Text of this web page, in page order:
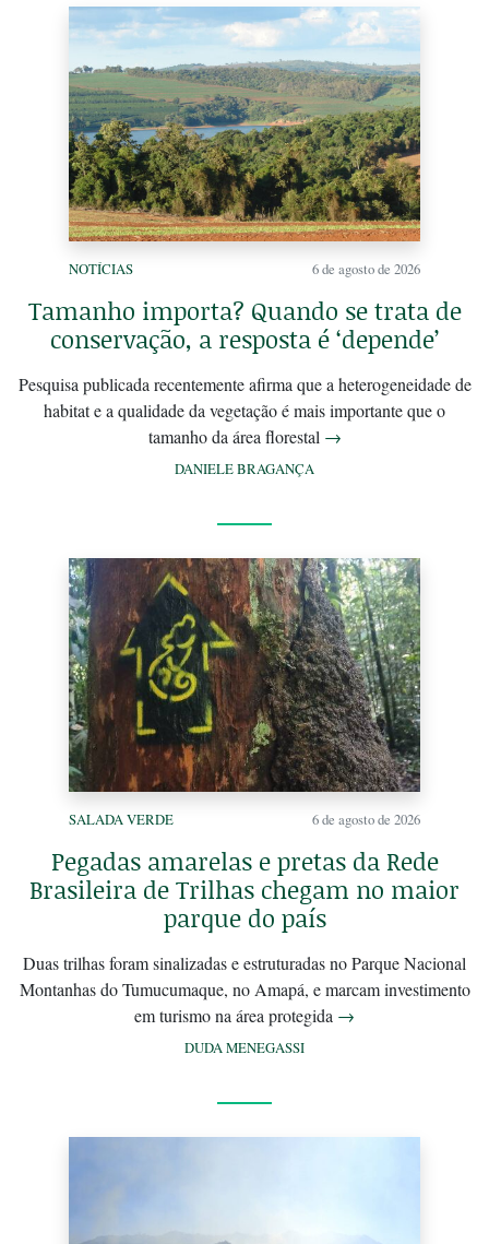
NOTÍCIAS 6 de agosto de 2026
Tamanho importa? Quando se trata de
conservação, a resposta é ‘depende’
Pesquisa publicada recentemente afirma que a heterogeneidade de
habitat e a qualidade da vegetação é mais importante que o
tamanho da área florestal →
DANIELE BRAGANÇA
SALADA VERDE 6 de agosto de 2026
Pegadas amarelas e pretas da Rede
Brasileira de Trilhas chegam no maior
parque do país
Duas trilhas foram sinalizadas e estruturadas no Parque Nacional
Montanhas do Tumucumaque, no Amapá, e marcam investimento
em turismo na área protegida →
DUDA MENEGASSI